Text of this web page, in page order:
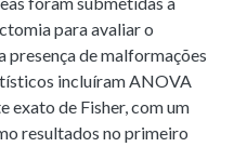
para avaliar o
de malformações
incluíram ANOVA
exato de Fisher, com um
resultados no primeiro